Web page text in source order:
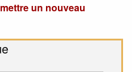
un nouveau